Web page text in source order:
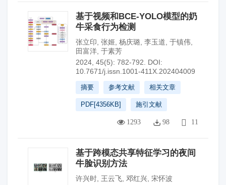
基于视频和BCE-YOLO模型的奶
牛采食行为检测
张立印 张姬 杨庆璐 李玉道 于镇伟
田富洋 于素芳
2024, 45(5): 782-792.
DOI:
10.7671/j.issn.1001-411X.202404009
摘要 参考文献 相关文章
PDF[4356KB] 施引文献
1293 98 11
基于跨模态共享特征学习的夜间
牛脸识别方法
许兴时 王云飞 邓红兴 宋怀波